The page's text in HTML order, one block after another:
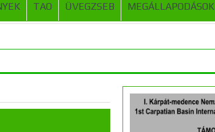
TAO ÜVEGZSEB MEGÁLLAPODÁSOK